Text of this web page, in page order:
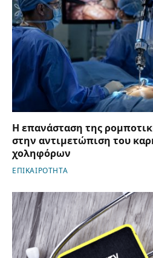
Η επανάσταση της
στην αντιμετώπιση του
χοληφόρων
ΕΠΙΚΑΙΡΟΤΗΤΑ